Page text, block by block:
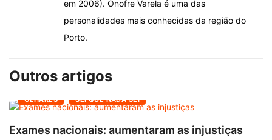
em 2006). Onofre Varela é uma das
personalidades mais conhecidas da região do
Porto.
Outros artigos
OLHARES SEI QUE NADA SEI
Exames nacionais: aumentaram as injustiças